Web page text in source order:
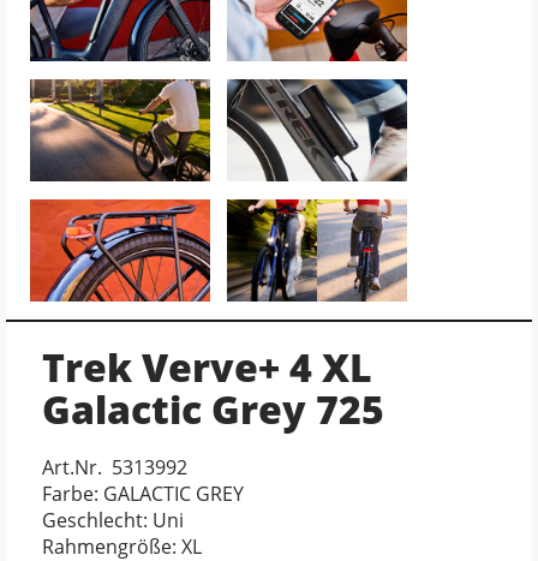
Trek Verve+ 4 XL
Galactic Grey 725
Art.Nr. 5313992
Farbe: GALACTIC GREY
Geschlecht: Uni
Rahmengröße: XL